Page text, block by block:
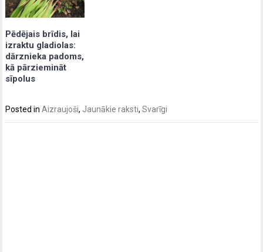
Pēdējais brīdis, lai
izraktu gladiolas:
dārznieka padoms,
kā pārziemināt
sīpolus
Posted inAizraujoši, Jaunākie raksti,Svarīgi